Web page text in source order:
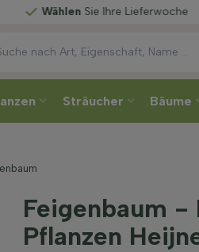
Sie Ihre Lieferwoche
Sträucher Bäume
Feigenbaum -
Pflanzen